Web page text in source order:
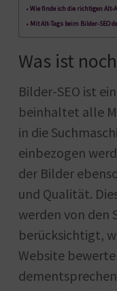
Wie finde ich die richtigen Alt-
Mit Alt-Tags beim Bilder-SEO
Was ist
Bilder-SEO ist
beinhaltet alle
in die
einbezogen
der Bilder
und Qualität.
werden von den
berücksichtigt,
Website